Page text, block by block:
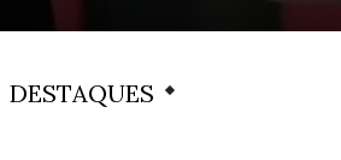
DESTAQUES